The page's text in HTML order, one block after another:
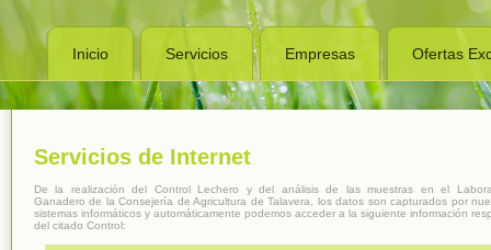
Inicio Servicios Empresas Ofertas
Servicios de Internet
De la realización del Control Lechero y del análisis de las muestras en el
Ganadero de la Consejería de Agricultura de Talavera, los datos son capturados por
sistemas informáticos y automáticamente podemos acceder a la siguiente información
del citado Control: